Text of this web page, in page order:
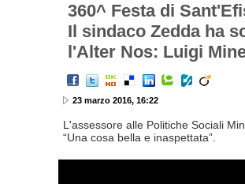
360^ Festa di
Il sindaco Zedda ha
l'Alter Nos: Luigi
23 marzo 2016, 16:22
L'assessore alle Politiche Sociali
“Una cosa bella e inaspettata”.